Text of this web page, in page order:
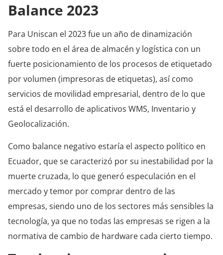
Balance 2023
Para Uniscan el 2023 fue un año de dinamización
sobre todo en el área de almacén y logística con un
fuerte posicionamiento de los procesos de etiquetado
por volumen (impresoras de etiquetas), así como
servicios de movilidad empresarial, dentro de lo que
está el desarrollo de aplicativos WMS, Inventario y
Geolocalización.
Como balance negativo estaría el aspecto político en
Ecuador, que se caracterizó por su inestabilidad por la
muerte cruzada, lo que generó especulación en el
mercado y temor por comprar dentro de las
empresas, siendo uno de los sectores más sensibles la
tecnología, ya que no todas las empresas se rigen a la
normativa de cambio de hardware cada cierto tiempo.